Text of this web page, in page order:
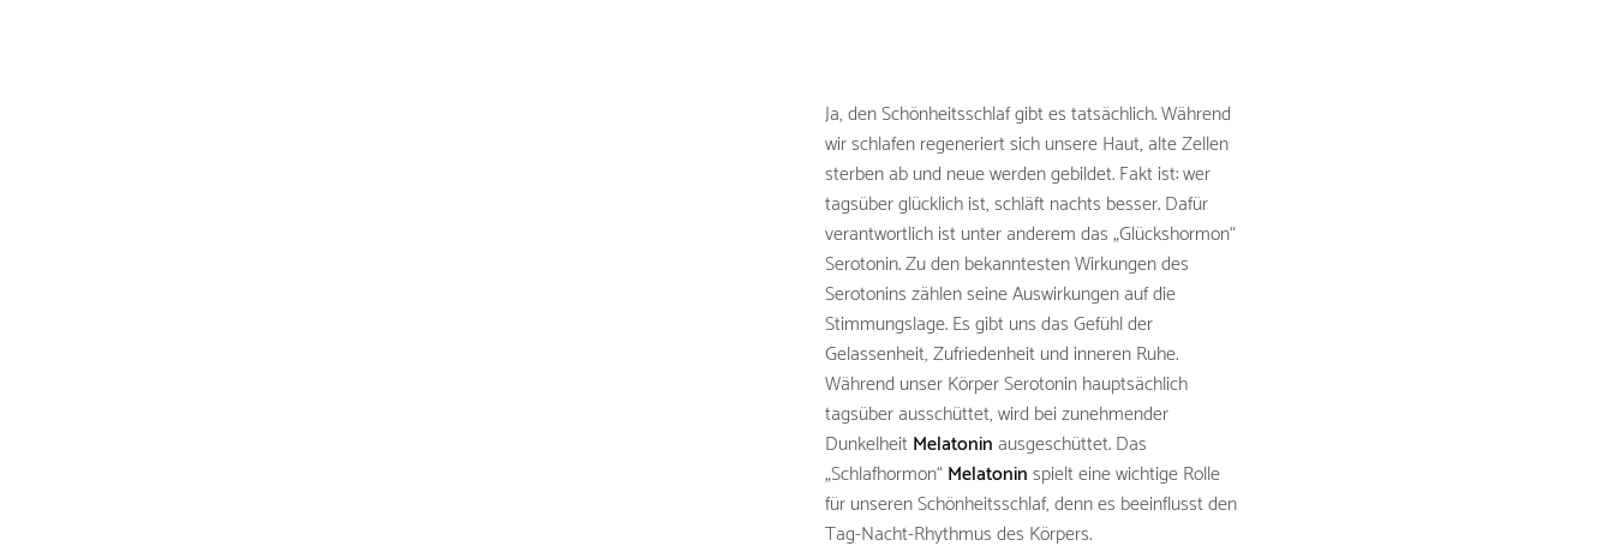
Ja, den Schönheitsschlaf gibt es tatsächlich. Während
wir schlafen regeneriert sich unsere Haut, alte Zellen
sterben ab und neue werden gebildet. Fakt ist: wer
tagsüber glücklich ist, schläft nachts besser. Dafür
verantwortlich ist unter anderem das „Glückshormon“
Serotonin. Zu den bekanntesten Wirkungen des
Serotonins zählen seine Auswirkungen auf die
Stimmungslage. Es gibt uns das Gefühl der
Gelassenheit, Zufriedenheit und inneren Ruhe.
Während unser Körper Serotonin hauptsächlich
tagsüber ausschüttet, wird bei zunehmender
DunkelheitMelatonin ausgeschüttet. Das
„Schlafhormon“Melatoninspielt eine wichtige Rolle
für unseren Schönheitsschlaf, denn es beeinflusst den
Tag-Nacht-Rhythmus des Körpers.